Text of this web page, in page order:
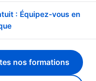
: Équipez-vous en
nos formations